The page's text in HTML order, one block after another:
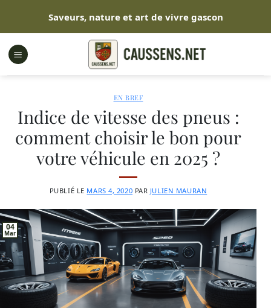
contenu
Saveurs, nature et art de vivre gascon
EN BREF
Indice de vitesse des pneus :
comment choisir le bon pour
votre véhicule en 2025 ?
PUBLIÉ LE MARS 4, 2020 PAR JULIEN MAURAN
04
Mar